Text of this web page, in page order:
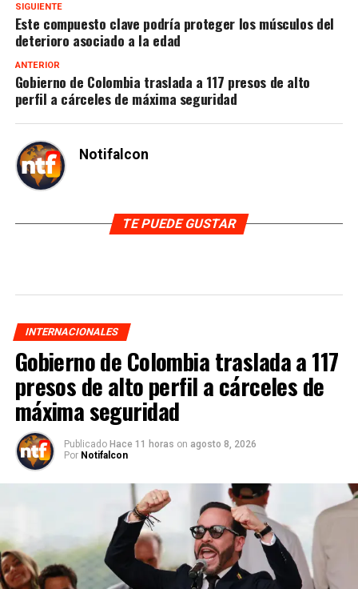
SIGUIENTE
Este compuesto clave podría proteger los músculos del
deterioro asociado a la edad
ANTERIOR
Gobierno de Colombia traslada a 117 presos de alto
perfil a cárceles de máxima seguridad
Notifalcon
TE PUEDE GUSTAR
INTERNACIONALES
Gobierno de Colombia traslada a 117
presos de alto perfil a cárceles de
máxima seguridad
Publicado Hace 11 horas on agosto 8, 2026
Por Notifalcon